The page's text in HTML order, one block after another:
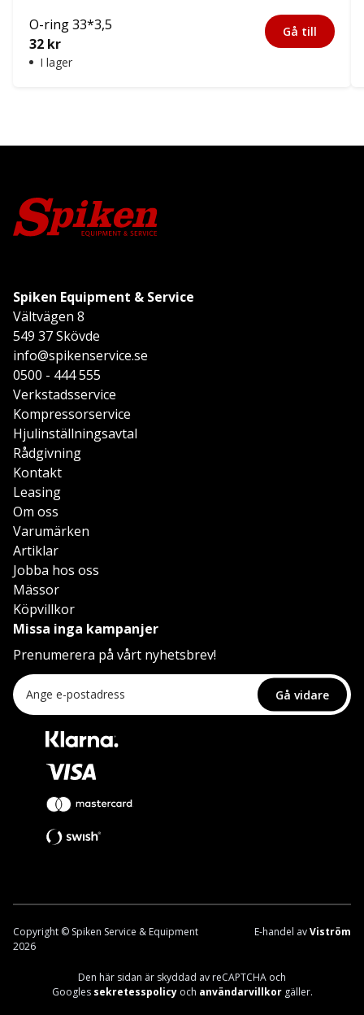
O-ring 33*3,5
32 kr
I lager
Gå till
Spiken Equipment & Service
Vältvägen 8
549 37 Skövde
info@spikenservice.se
0500 - 444 555
Verkstadsservice
Kompressorservice
Hjulinställningsavtal
Rådgivning
Kontakt
Leasing
Om oss
Varumärken
Artiklar
Jobba hos oss
Mässor
Köpvillkor
Missa inga kampanjer
Prenumerera på vårt nyhetsbrev!
Gå vidare
Den här sidan är skyddad av reCAPTCHA och
Googles sekretesspolicyoch användarvillkorgäller.
Copyright © Spiken Service & Equipment
2026
E-handel avViström